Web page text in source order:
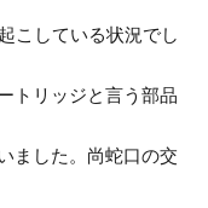
こしている状況でし
トリッジと言う部品
ました。尚蛇口の交